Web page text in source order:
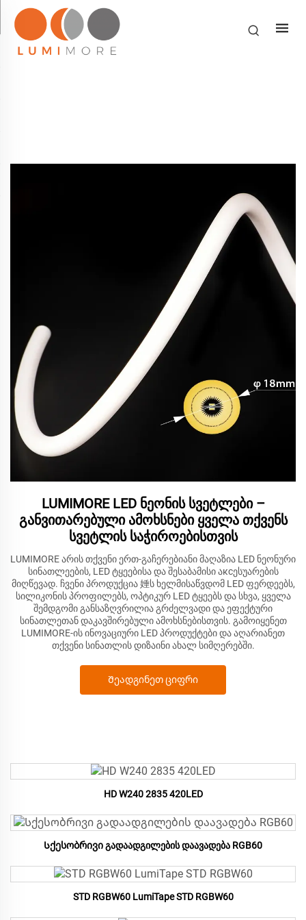
LUMIMORE LED ნეონის სვეტლები –
განვითარებული ამოხსნები ყველა თქვენს
სვეტლის საჭიროებისთვის
LUMIMORE არის თქვენი ერთ-გაჩერებიანი მაღაზია LED ნეონური
სინათლეების, LED ტყეებისა და შესაბამისი აксესუარების
მიღწევად. ჩვენი პროდუქცია 娷ს ხელმისაწვდომ LED ფერდეებს,
სილიკონის პროფილებს, ოპტიკურ LED ტყეებს და სხვა, ყველა
შემდგომი განსაზღვრილია გრძელვადი და ეფექტური
სინათლეთან დაკავშირებული ამოხსნებისთვის. გამოიყენეთ
LUMIMORE-ის ინოვაციური LED პროდუქტები და აღარიანეთ
თქვენი სინათლის დიზაინი ახალ სიმღერებში.
Შეადგინეთ ციფრი
HD W240 2835 420LED
Სქესობრივი გადაადგილების დაავადება RGB60
STD RGBW60 LumiTape STD RGBW60